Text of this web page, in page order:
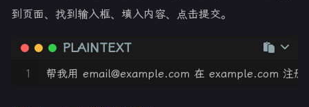
到页面、找到输入框、填入内容、点击提交。
PLAINTEXT
1 帮我用 email@example.com 在 example.com 注册